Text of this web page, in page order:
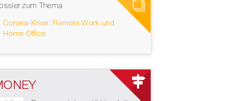
Wie viele Stablecoins
braucht die Schweiz –
und welche genau?
zum Thema
Corona-Krise: Remote Work und
Home Office